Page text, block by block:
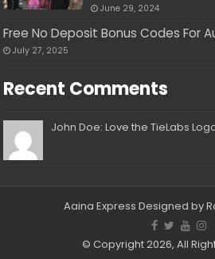
June 29, 2024
Free No Deposit Bonus Codes For
July 27, 2025
Recent Comments
John Doe: Love the TieLabs
Aaina Express Designed by
© Copyright 2026, All